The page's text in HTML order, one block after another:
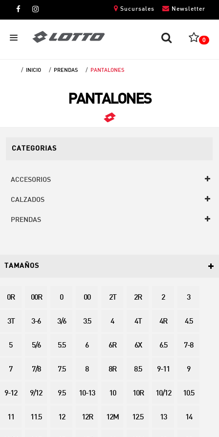
Newsletter
Sucursales
0
INICIO PRENDAS PANTALONES
PANTALONES
CATEGORIAS
ACCESORIOS
CALZADOS
PRENDAS
TAMAÑOS
0R 00R 0 00 2T 2R 2 3
3T 3-6 3/6 3.5 4 4T 4R 4.5
5 5/6 5.5 6 6R 6X 6.5 7-8
7 7/8 7.5 8 8R 8.5 9-11 9
9-12 9/12 9.5 10-13 10 10R 10/12 10.5
11 11.5 12 12R 12M 12.5 13 14